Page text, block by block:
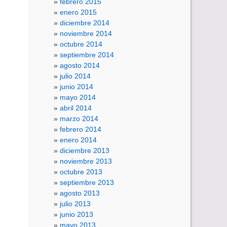
enero 2015
diciembre 2014
noviembre 2014
octubre 2014
septiembre 2014
agosto 2014
julio 2014
junio 2014
mayo 2014
abril 2014
marzo 2014
febrero 2014
enero 2014
diciembre 2013
noviembre 2013
octubre 2013
septiembre 2013
agosto 2013
julio 2013
junio 2013
mayo 2013